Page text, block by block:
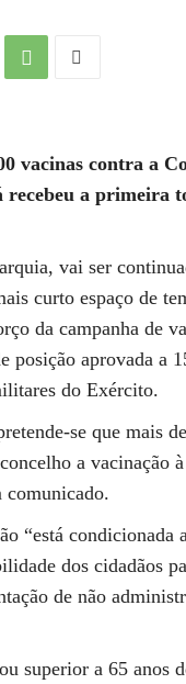
vacinas contra a
recebeu a primeira
vai ser
curto espaço de
da campanha de
posição aprovada a
do Exército.
se que mais
a vacinação
comunicado.
“está condicionada
dos cidadãos
de não
superior a 65 anos